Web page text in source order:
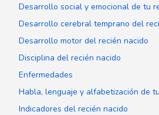
Desarrollo social y emocional de tu
Desarrollo cerebral temprano del
Desarrollo motor del recién nacido
Disciplina del recién nacido
Enfermedades
Habla, lenguaje y alfabetización de
Indicadores del recién nacido